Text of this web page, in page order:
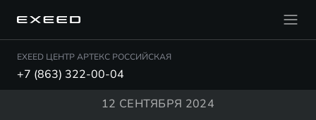
EXEED ЦЕНТР АРТЕКС РОССИЙСКАЯ
+7 (863) 322-00-04
12 СЕНТЯБРЯ 2024